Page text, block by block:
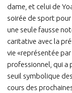
dame, et celui de
soirée de sport
une seule fausse
caritative avec la
vie «représentée
professionnel, qui a
seuil symbolique
cours des